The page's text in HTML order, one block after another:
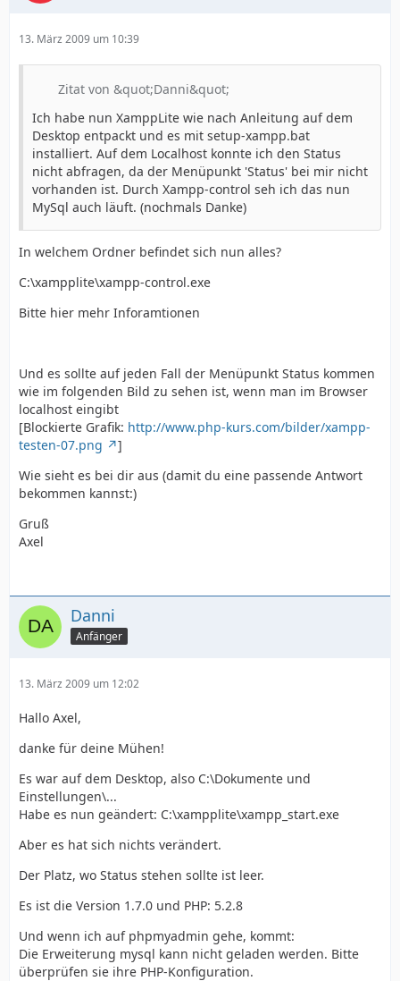
13. März 2009 um 10:39
Zitat von &quot;Danni&quot;
Ich habe nun XamppLite wie nach Anleitung auf dem
Desktop entpackt und es mit setup-xampp.bat
installiert. Auf dem Localhost konnte ich den Status
nicht abfragen, da der Menüpunkt 'Status' bei mir nicht
vorhanden ist. Durch Xampp-control seh ich das nun
MySql auch läuft. (nochmals Danke)
In welchem Ordner befindet sich nun alles?
C:\xampplite\xampp-control.exe
Bitte hier mehr Inforamtionen
Und es sollte auf jeden Fall der Menüpunkt Status kommen
wie im folgenden Bild zu sehen ist, wenn man im Browser
localhost eingibt
[Blockierte Grafik: http://www.php-kurs.com/bilder/xampp-
testen-07.png
]
Wie sieht es bei dir aus (damit du eine passende Antwort
bekommen kannst:)
Gruß
Axel
Danni
Anfänger
13. März 2009 um 12:02
Hallo Axel,
danke für deine Mühen!
Es war auf dem Desktop, also C:\Dokumente und
Einstellungen\...
Habe es nun geändert: C:\xampplite\xampp_start.exe
Aber es hat sich nichts verändert.
Der Platz, wo Status stehen sollte ist leer.
Es ist die Version 1.7.0 und PHP: 5.2.8
Und wenn ich auf phpmyadmin gehe, kommt:
Die Erweiterung mysql kann nicht geladen werden. Bitte
überprüfen sie ihre PHP-Konfiguration.